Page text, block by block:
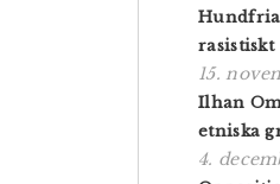
Hundfria
rasistiskt
15.
Ilhan
etniska
4.